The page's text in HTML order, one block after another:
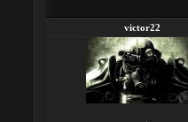
victor22